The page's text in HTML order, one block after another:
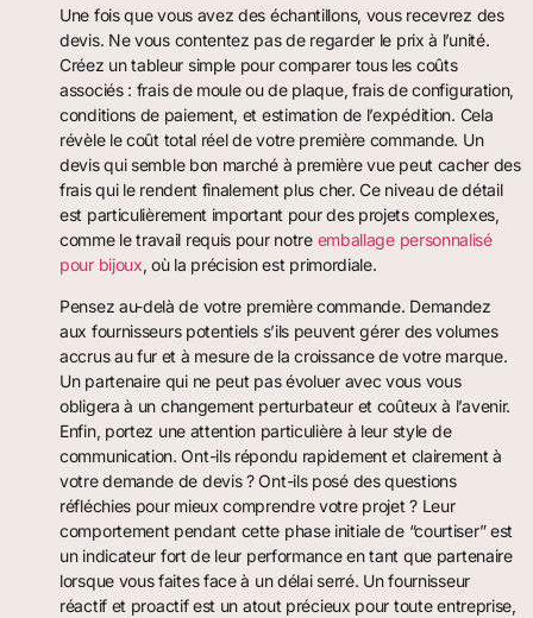
Une fois que vous avez des échantillons, vous recevrez des
devis. Ne vous contentez pas de regarder le prix à l’unité.
Créez un tableur simple pour comparer tous les coûts
associés : frais de moule ou de plaque, frais de configuration,
conditions de paiement, et estimation de l’expédition. Cela
révèle le coût total réel de votre première commande. Un
devis qui semble bon marché à première vue peut cacher des
frais qui le rendent finalement plus cher. Ce niveau de détail
est particulièrement important pour des projets complexes,
comme le travail requis pour notre emballage personnalisé
pour bijoux, où la précision est primordiale.
Pensez au-delà de votre première commande. Demandez
aux fournisseurs potentiels s’ils peuvent gérer des volumes
accrus au fur et à mesure de la croissance de votre marque.
Un partenaire qui ne peut pas évoluer avec vous vous
obligera à un changement perturbateur et coûteux à l’avenir.
Enfin, portez une attention particulière à leur style de
communication. Ont-ils répondu rapidement et clairement à
votre demande de devis ? Ont-ils posé des questions
réfléchies pour mieux comprendre votre projet ? Leur
comportement pendant cette phase initiale de “courtiser” est
un indicateur fort de leur performance en tant que partenaire
lorsque vous faites face à un délai serré. Un fournisseur
réactif et proactif est un atout précieux pour toute entreprise,